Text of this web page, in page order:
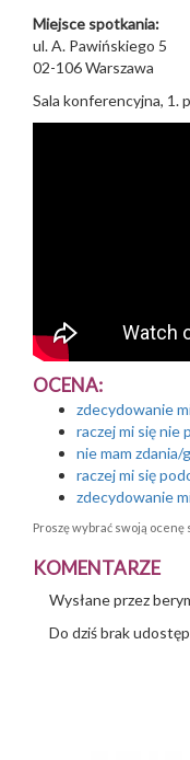
Miejsce spotkania:
ul. A. Pawińskiego 5
02-106Warszawa
Sala konferencyjna, 1.
OCENA:
zdecydowanie
raczej mi się nie
nie mam zdania/
raczej mi się
zdecydowanie
Proszę wybrać swoją ocenę
KOMENTARZE
Wysłane przez
Do dziś brak